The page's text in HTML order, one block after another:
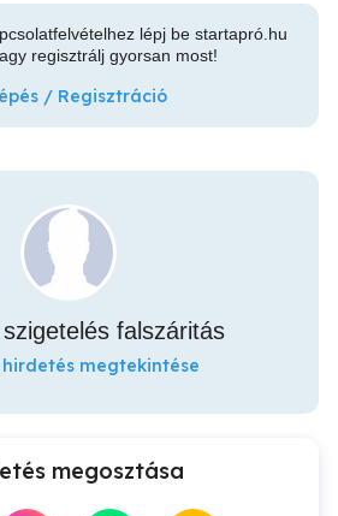
lépj be startapró.hu
regisztrálj gyorsan most!
/ Regisztráció
falszáritás
hirdetés megtekintése
megosztása